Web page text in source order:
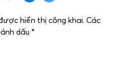
hiển thị công khai. Các
dấu *